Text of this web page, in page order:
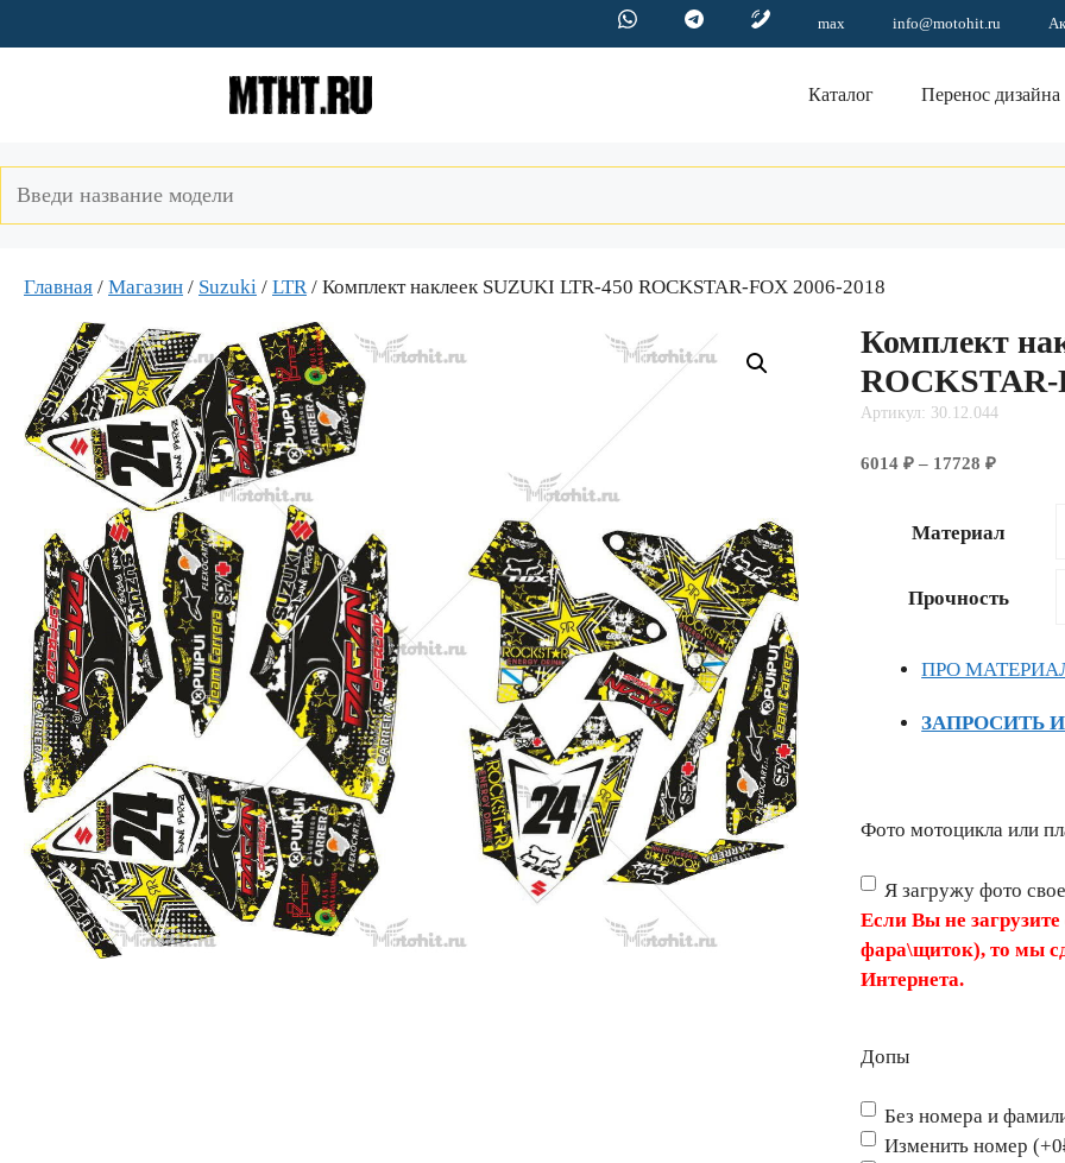
к
max info@motohit.ru
Каталог Перенос дизайна
Главная / Магазин / Suzuki / LTR/ Комплект наклеек SUZUKI LTR-450 ROCKSTAR-FOX 2006-2018
Комплект
ROCKSTAR-
Артикул: 30.12.044
6014₽ – 17728₽Диапазон
–
Материал
Прочность
ПРО
ЗАПРОСИТЬ
Фото мотоцикла или
Я загружу фото
Если Вы не
фара\щиток), то мы
Интернета.
Допы
Без номера и
Изменить номер